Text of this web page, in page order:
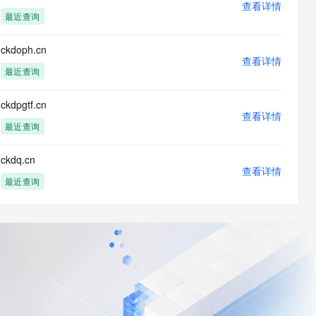
最近查询
查看详情
ckdoph.cn
最近查询
查看详情
ckdpgtf.cn
最近查询
查看详情
ckdq.cn
最近查询
查看详情